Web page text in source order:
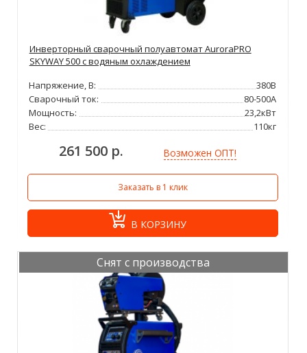
Инверторный сварочный полуавтомат AuroraPRO
SKYWAY 500 с водяным охлаждением
Напряжение, В:
380В
Сварочный ток:
80-500А
Мощность:
23,2кВт
Вес:
110кг
261 500 р. Возможен ОПТ!
Заказать в 1 клик
В КОРЗИНУ
Снят с производства